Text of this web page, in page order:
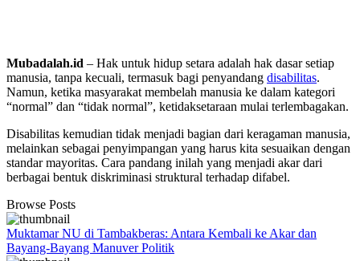
Mubadalah.id – Hak untuk hidup setara adalah hak dasar setiap
manusia, tanpa kecuali, termasuk bagi penyandang disabilitas.
Namun, ketika masyarakat membelah manusia ke dalam kategori
“normal” dan “tidak normal”, ketidaksetaraan mulai terlembagakan.
Disabilitas kemudian tidak menjadi bagian dari keragaman manusia,
melainkan sebagai penyimpangan yang harus kita sesuaikan dengan
standar mayoritas. Cara pandang inilah yang menjadi akar dari
berbagai bentuk diskriminasi struktural terhadap difabel.
Browse Posts
Muktamar NU di Tambakberas: Antara Kembali ke Akar dan
Bayang-Bayang Manuver Politik